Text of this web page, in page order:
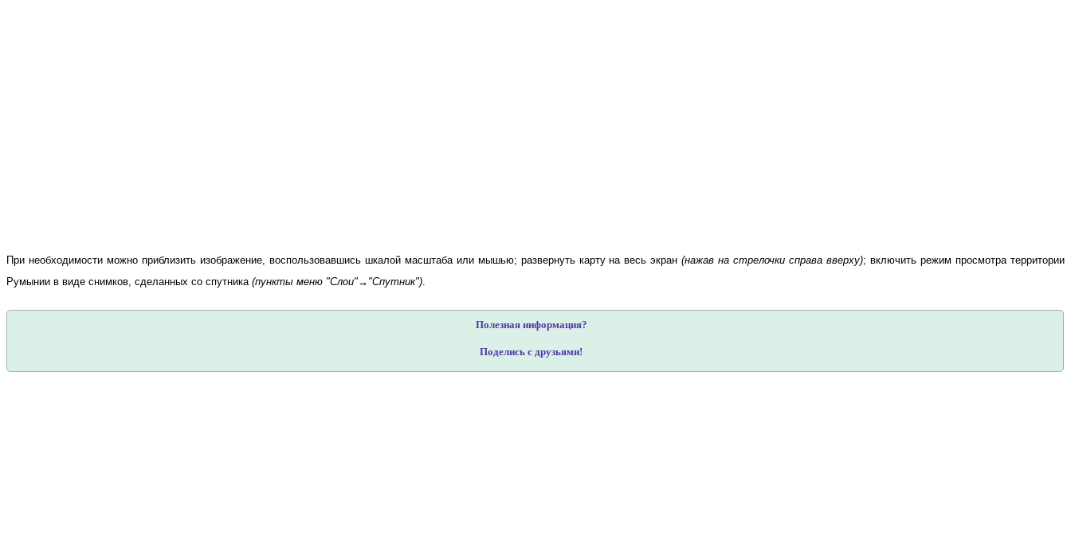
При необходимости можно приблизить изображение, воспользовавшись шкалой масштаба или мышью; развернуть карту на весь экран(нажав на стрелочки справа вверху); включить режим просмотра территории
Румынии в виде снимков, сделанных со спутника (пункты меню "Слои"→"Спутник").
Полезная информация?
Поделись с друзьями!